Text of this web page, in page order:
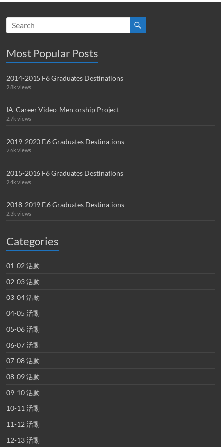
Most Popular Posts
2014-2015 F6 Graduates Destinations
2.8k views
IA-Career Video-Mentorship Project
2.7k views
2019-2020 F.6 Graduates Destinations
2.6k views
2015-2016 F6 Graduates Destinations
2.4k views
2018-2019 F.6 Graduates Destinations
2.3k views
Categories
01-02 活動
02-03 活動
03-04 活動
04-05 活動
05-06 活動
06-07 活動
07-08 活動
08-09 活動
09-10 活動
10-11 活動
11-12 活動
12-13 活動